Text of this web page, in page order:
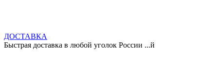
ДОСТАВКА
Быстрая доставка в любой уголок России ...й